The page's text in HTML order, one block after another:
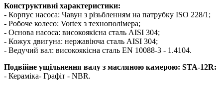
Конструктивні характеристики:
- Корпус насоса: Чавун з різьбленням на патрубку ISO 228/1;
- Робоче колесо: Vortex з технополімера;
- Основа насоса: високоякісна сталь AISI 304;
- Кожух двигуна: нержавіюча сталь AISI 304;
- Ведучий вал: високоякісна сталь EN 10088-3 - 1.4104.
Подвійне ущільнення валу з масляною камерою: STA-12R:
- Кераміка- Графіт - NBR.